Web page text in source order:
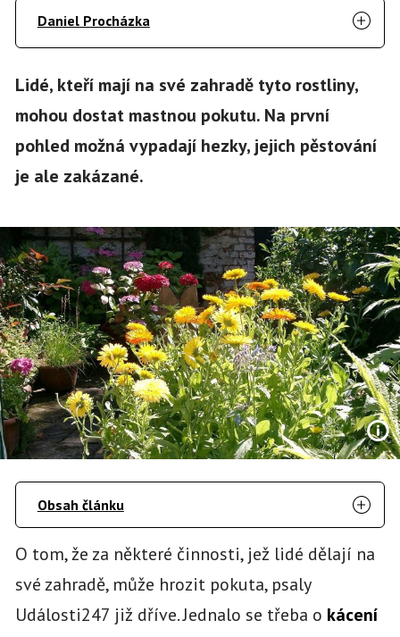
Daniel Procházka
Lidé, kteří mají na své zahradě tyto rostliny,
mohou dostat mastnou pokutu. Na první
pohled možná vypadají hezky, jejich pěstování
je ale zakázané.
Obsah článku
O tom, že za některé činnosti, jež lidé dělají na
své zahradě, může hrozit pokuta, psaly
Události247 již dříve. Jednalo se třeba o kácení